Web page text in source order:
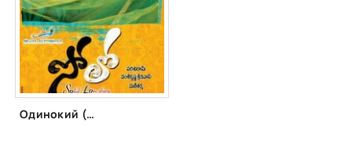
Одинокий (2011)